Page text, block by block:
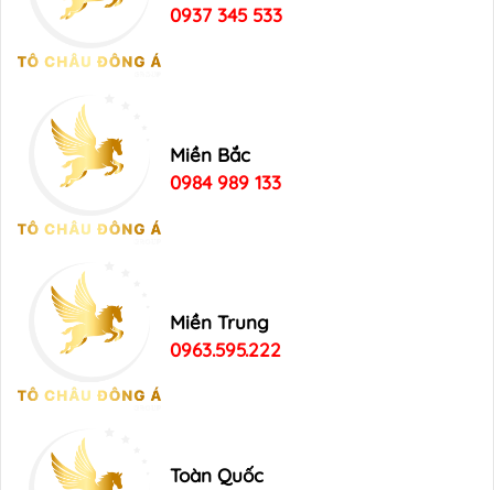
0937 345 533
Miền Bắc
0984 989 133
Miền Trung
0963.595.222
Toàn Quốc